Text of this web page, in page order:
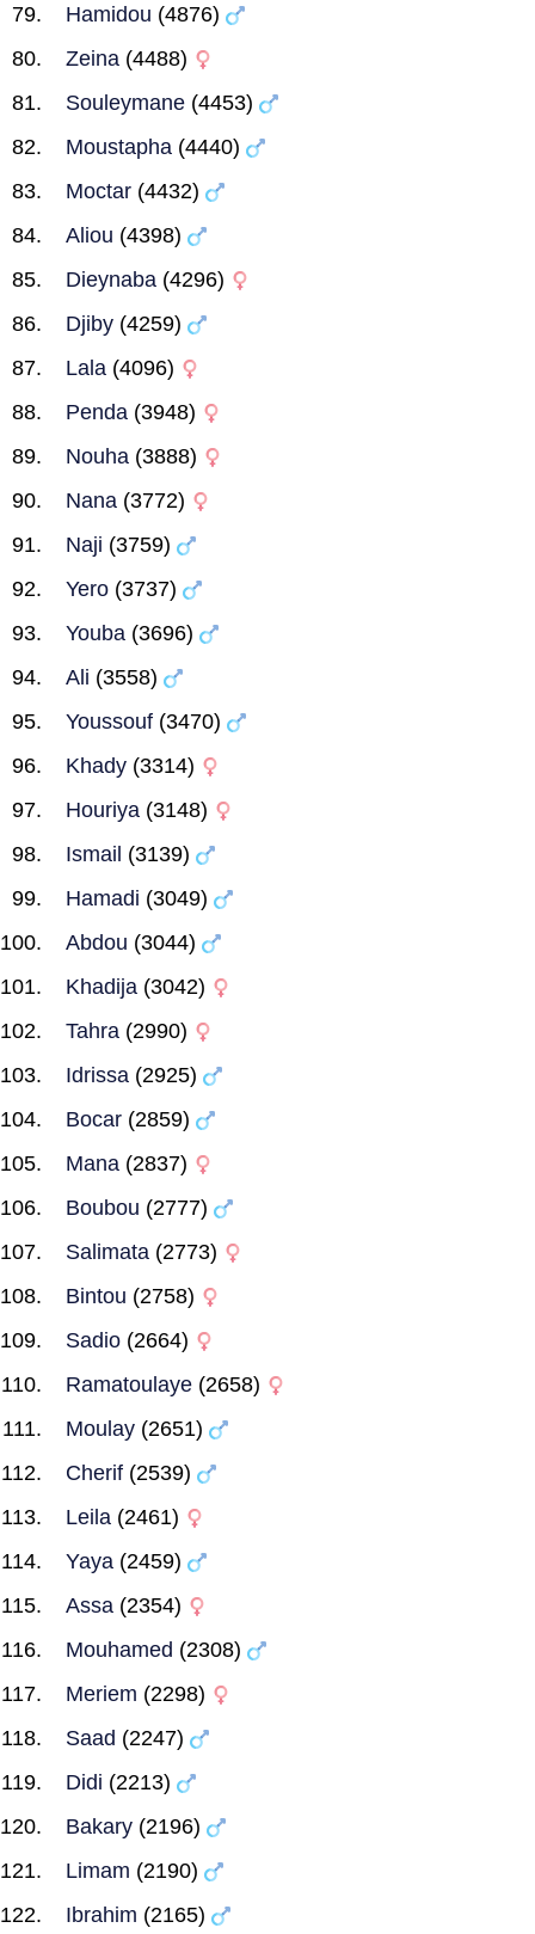
Hamidou (4876)
Zeina (4488)
Souleymane (4453)
Moustapha (4440)
Moctar (4432)
Aliou (4398)
Dieynaba (4296)
Djiby (4259)
Lala (4096)
Penda (3948)
Nouha (3888)
Nana (3772)
Naji (3759)
Yero (3737)
Youba (3696)
Ali (3558)
Youssouf (3470)
Khady (3314)
Houriya (3148)
Ismail (3139)
Hamadi (3049)
Abdou (3044)
Khadija (3042)
Tahra (2990)
Idrissa (2925)
Bocar (2859)
Mana (2837)
Boubou (2777)
Salimata (2773)
Bintou (2758)
Sadio (2664)
Ramatoulaye (2658)
Moulay (2651)
Cherif (2539)
Leila (2461)
Yaya (2459)
Assa (2354)
Mouhamed (2308)
Meriem (2298)
Saad (2247)
Didi (2213)
Bakary (2196)
Limam (2190)
Ibrahim (2165)